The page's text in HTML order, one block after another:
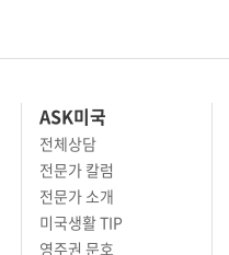
ASK미국
전체상담
전문가 칼럼
전문가 소개